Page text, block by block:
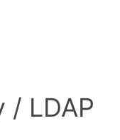
/ LDAP